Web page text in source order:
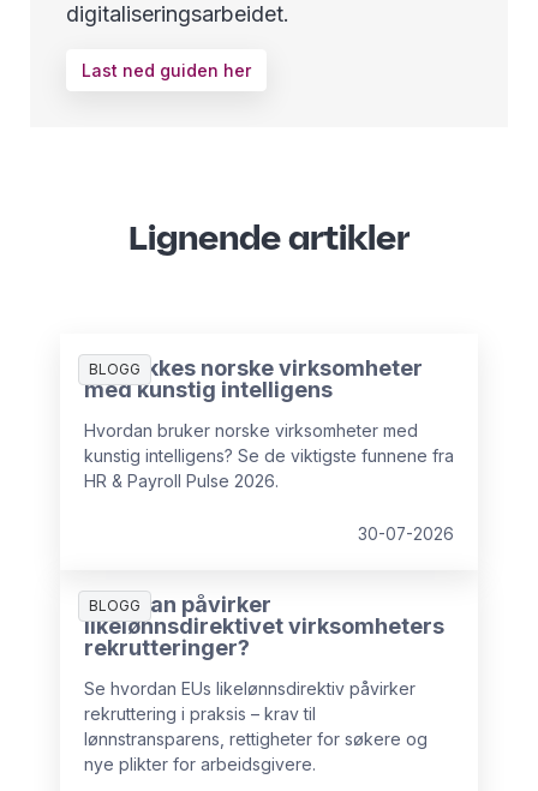
digitaliseringsarbeidet.
Last ned guiden her
Lignende artikler
BLOGG
Slik lykkes norske virksomheter
med kunstig intelligens
Hvordan bruker norske virksomheter med
kunstig intelligens? Se de viktigste funnene fra
HR & Payroll Pulse 2026.
30-07-2026
BLOGG
Hvordan påvirker
likelønnsdirektivet virksomheters
rekrutteringer?
Se hvordan EUs likelønnsdirektiv påvirker
rekruttering i praksis – krav til
lønnstransparens, rettigheter for søkere og
nye plikter for arbeidsgivere.